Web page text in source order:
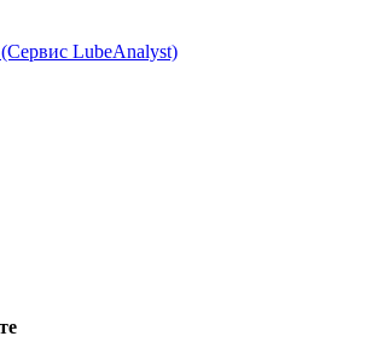
LubeAnalyst)